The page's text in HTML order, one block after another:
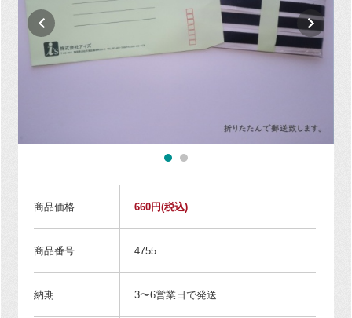
商品価格 660円(税込)
商品番号 4755
納期 3〜6営業日で発送